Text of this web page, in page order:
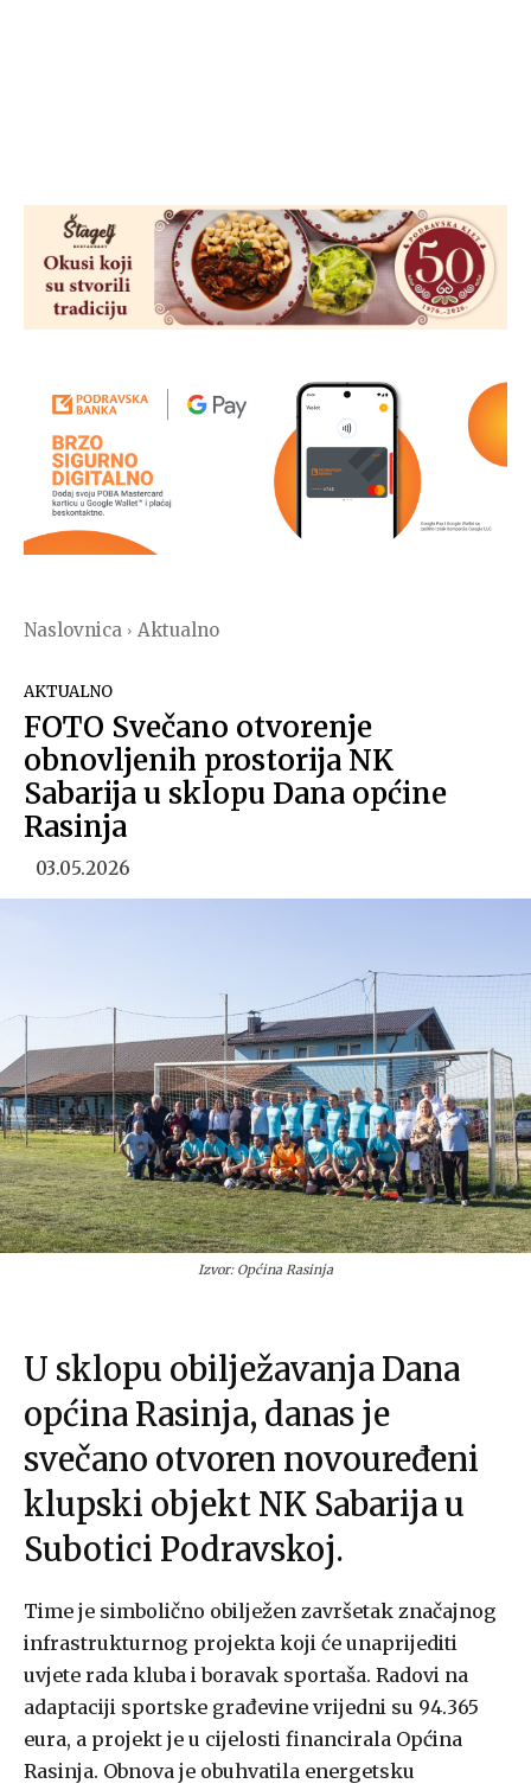
Naslovnica Aktualno
AKTUALNO
FOTO Svečano otvorenje
obnovljenih prostorija NK
Sabarija u sklopu Dana općine
Rasinja
03.05.2026
Izvor: Općina Rasinja
U sklopu obilježavanja Dana
općina Rasinja, danas je
svečano otvoren novouređeni
klupski objekt NK Sabarija u
Subotici Podravskoj.
Time je simbolično obilježen završetak značajnog
infrastrukturnog projekta koji će unaprijediti
uvjete rada kluba i boravak sportaša. Radovi na
adaptaciji sportske građevine vrijedni su 94.365
eura, a projekt je u cijelosti financirala Općina
Rasinja. Obnova je obuhvatila energetsku